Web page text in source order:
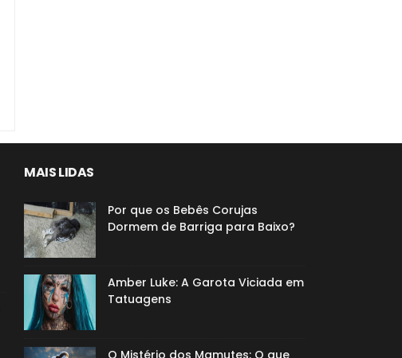
MAIS LIDAS
Por que os Bebês Corujas
Dormem de Barriga para Baixo?
Amber Luke: A Garota Viciada em
Tatuagens
O Mistério dos Mamutes: O que